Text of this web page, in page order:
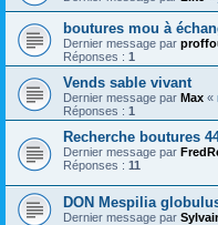
boutures mou à
Dernier message par
Réponses : 1
Vends sable vivant
Dernier message par Max «
Réponses : 1
Recherche boutures
Dernier message par
Réponses : 11
DON Mespilia
Dernier message par